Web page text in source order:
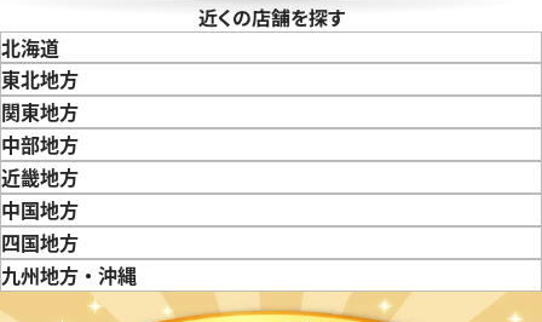
リブル ドゥ カルティエ
格
日時点の参考買取価格です ※2026年3月27日時点の参考
近くの店舗を探す
北海道
東北地方
青森県岩手県
関東地方
東京都神奈川県
中部地方
新潟県富山県
近畿地方
三重県滋賀県
中国地方
鳥取県島根県
四国地方
徳島県香川県愛媛県
九州地方・沖縄
福岡県
佐賀県 長崎県 熊本県大分県宮崎県鹿児島県